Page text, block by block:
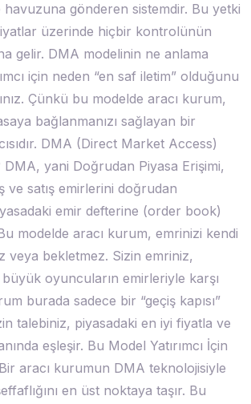
gönderen sistemdir. Bu yetki
üzerinde hiçbir kontrolünün
gelir. DMA modelinin ne anlama
için neden “en saf iletim” olduğunu
Çünkü bu modelde aracı kurum,
bağlanmanızı sağlayan bir
DMA (Direct Market Access)
yani Doğrudan Piyasa Erişimi,
ve satış emirlerini doğrudan
emir defterine (order book)
modelde aracı kurum, emrinizi kendi
veya bekletmez. Sizin emriniz,
oyuncuların emirleriyle karşı
burada sadece bir “geçiş kapısı”
talebiniz, piyasadaki en iyi fiyatla ve
eşleşir. Bu Model Yatırımcı İçin
aracı kurumun DMA teknolojisiyle
en üst noktaya taşır. Bu